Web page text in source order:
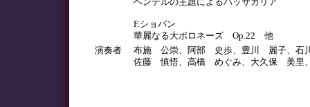
ヘンデルの主題によるパッサカリア
F.ショパン
華麗なる大ポロネーズ Op.22 他
演奏者
布施 公崇、阿部 史歩、豊川 麗子、石
佐藤 慎悟、高橋 めぐみ、大久保 美里